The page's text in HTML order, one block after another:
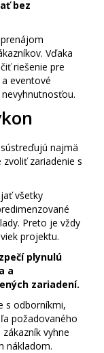
bez
Vďaka
riešenie pre
eventové
najmä
zariadenie s
všetky
Preto je vždy
projektu.
plynulú
a
zariadení.
s odborníkmi,
požadovaného
vyhne
nákladom.